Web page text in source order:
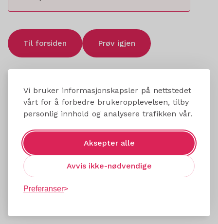
Vi bruker informasjonskapsler på nettstedet
vårt for å forbedre brukeropplevelsen, tilby
personlig innhold og analysere trafikken vår.
Aksepter alle
Avvis ikke-nødvendige
Preferanser
Til forsiden Prøv igjen